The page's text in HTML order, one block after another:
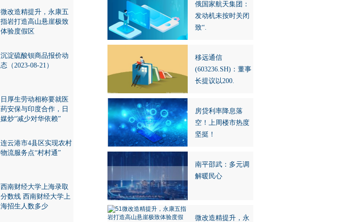
微改造精提升，永康五
指岩打造高山悬崖极致
体验度假区
沉淀硫酸钡商品报价动
态（2023-08-21）
日厚生劳动相称要就医
药安保与印度合作，日
媒炒“减少对华依赖”
连云港市4县区实现农村
物流服务点“村村通”
西南财经大学上海录取
分数线 西南财经大学上
海招生人数多少
俄国家航天集团：
发动机未按时关闭
致“.
移远通信
(603236.SH)：董事
长提议以200.
房贷利率降息落
空！上周楼市热度
坚挺！
南平邵武：多元调
解暖民心
微改造精提升，永